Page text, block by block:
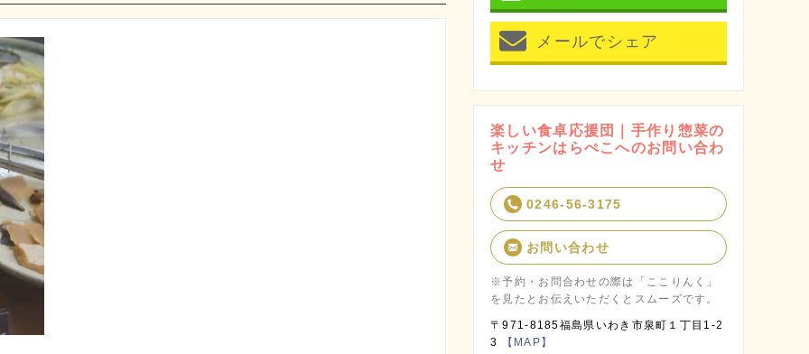
メールでシェア
楽しい食卓応援団｜手作り惣菜の
キッチンはらぺこへのお問い合わ
せ
0246-56-3175
お問い合わせ
※予約・お問合わせの際は「ここりんく」
を見たとお伝えいただくとスムーズです。
〒971-8185福島県いわき市泉町１丁目1-2
3
【MAP】